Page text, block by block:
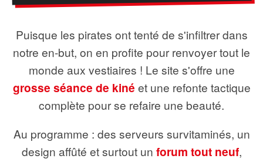
Puisque les pirates ont tenté de s'infiltrer dans
notre en-but, on en profite pour renvoyer tout le
monde aux vestiaires ! Le site s'offre une
grosse séance de kiné et une refonte tactique
complète pour se refaire une beauté.
Au programme : des serveurs survitaminés, un
design affûté et surtout un forum tout neuf,